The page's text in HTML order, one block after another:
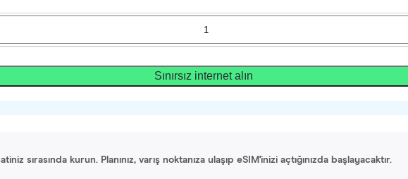
Sınırsız internet alın
sırasında kurun. Planınız, varış noktanıza ulaşıp eSIM'inizi açtığınızda başlayacaktır.